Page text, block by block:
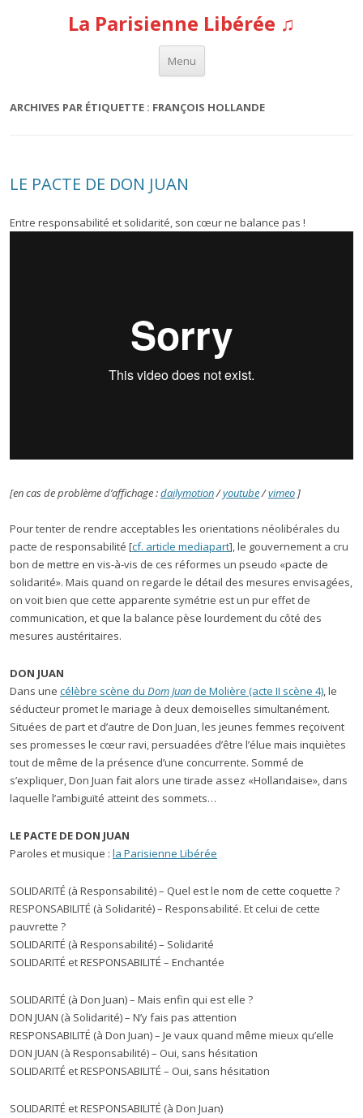
La Parisienne Libérée ♫
Menu
Aller au contenu
ARCHIVES PAR ÉTIQUETTE : FRANÇOIS HOLLANDE
LE PACTE DE DON JUAN
Entre responsabilité et solidarité, son cœur ne balance pas !
[en cas de problème d’affichage :dailymotion/youtube/vimeo ]
Pour tenter de rendre acceptables les orientations néolibérales du
pacte de responsabilité [cf. article mediapart], le gouvernement a cru
bon de mettre en vis-à-vis de ces réformes un pseudo «pacte de
solidarité». Mais quand on regarde le détail des mesures envisagées,
on voit bien que cette apparente symétrie est un pur effet de
communication, et que la balance pèse lourdement du côté des
mesures austéritaires.
DON JUAN
Dans une célèbre scène du Dom Juande Molière (acte II scène 4), le
séducteur promet le mariage à deux demoiselles simultanément.
Situées de part et d’autre de Don Juan, les jeunes femmes reçoivent
ses promesses le cœur ravi, persuadées d’être l’élue mais inquiètes
tout de même de la présence d’une concurrente. Sommé de
s’expliquer, Don Juan fait alors une tirade assez «Hollandaise», dans
laquelle l’ambiguïté atteint des sommets…
LE PACTE DE DON JUAN
Paroles et musique : la Parisienne Libérée
SOLIDARITÉ (à Responsabilité) – Quel est le nom de cette coquette ?
RESPONSABILITÉ (à Solidarité) – Responsabilité. Et celui de cette
pauvrette ?
SOLIDARITÉ (à Responsabilité) – Solidarité
SOLIDARITÉ et RESPONSABILITÉ – Enchantée
SOLIDARITÉ (à Don Juan) – Mais enfin qui est elle ?
DON JUAN (à Solidarité) – N’y fais pas attention
RESPONSABILITÉ (à Don Juan) – Je vaux quand même mieux qu’elle
DON JUAN (à Responsabilité) – Oui, sans hésitation
SOLIDARITÉ et RESPONSABILITÉ – Oui, sans hésitation
SOLIDARITÉ et RESPONSABILITÉ (à Don Juan)